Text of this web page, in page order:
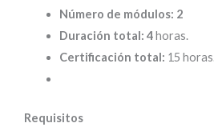
Número de módulos: 2
Duración total: 4horas.
Certificación total: 15
Requisitos